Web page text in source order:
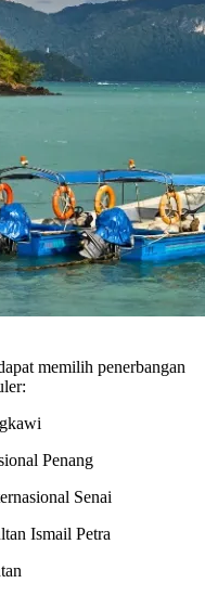
memilih penerbangan
Penang
Senai
Ismail Petra